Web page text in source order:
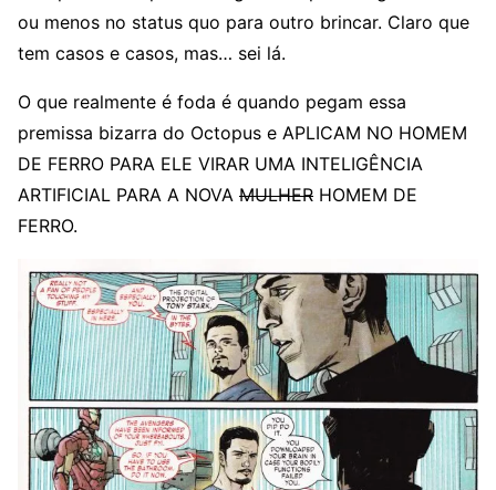
ou menos no status quo para outro brincar. Claro que
tem casos e casos, mas… sei lá.
O que realmente é foda é quando pegam essa
premissa bizarra do Octopus e APLICAM NO HOMEM
DE FERRO PARA ELE VIRAR UMA INTELIGÊNCIA
ARTIFICIAL PARA A NOVA MULHER HOMEM DE
FERRO.